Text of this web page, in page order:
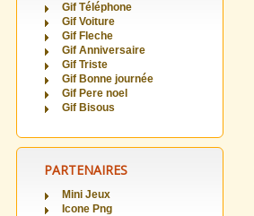
Gif Téléphone
Gif Voiture
Gif Fleche
Gif Anniversaire
Gif Triste
Gif Bonne journée
Gif Pere noel
Gif Bisous
PARTENAIRES
Mini Jeux
Icone Png